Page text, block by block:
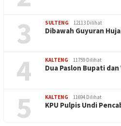
3 SULTENG 12113 Dilihat
Dibawah Guyuran
4 KALTENG 11759 Dilihat
Dua Paslon Bupati
5 KALTENG 11694 Dilihat
KPU Pulpis Undi